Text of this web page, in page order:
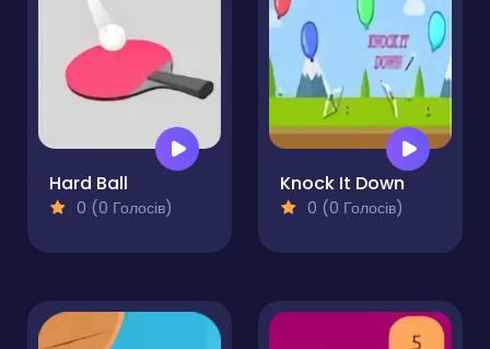
Hard Ball
0 (0 Голосів)
Knock It Down
0 (0 Голосів)